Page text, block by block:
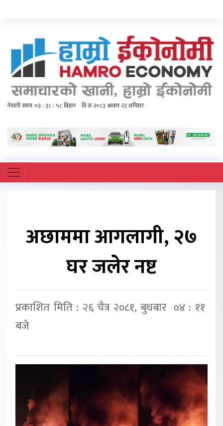
अछाममा आगलागी, २७
घर जलेर नष्ट
प्रकाशित मिति : २६ चैत्र २०८१, बुधबार ०४ : ११
बजे